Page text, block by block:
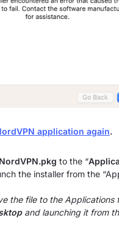
application again.
NordVPN.pkg to the “
the installer from the
the file to the
and launching it from